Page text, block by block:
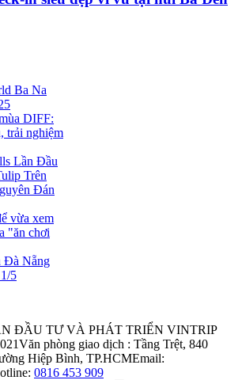
Ba Na
DIFF:
trải nghiệm
Lần Đầu
Trên
Đán
vừa xem
"ăn chơi
Đà Nẵng
5
ĐẦU TƯ VÀ PHÁT TRIỂN VINTRIP
Văn phòng giao dịch : Tầng Trệt, 840
Hiệp Bình, TP.HCMEmail:
0816 453 909